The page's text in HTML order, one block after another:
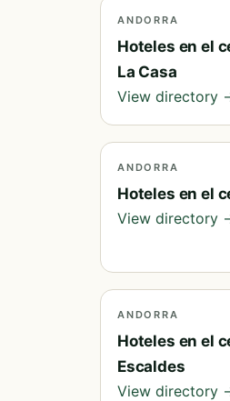
ANDORRA
Hoteles en el
La Casa
View directory
ANDORRA
Hoteles en el
View directory
ANDORRA
Hoteles en el
Escaldes
View directory